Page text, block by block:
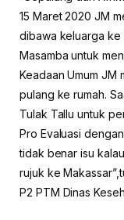
15 Maret 2020 JM
dibawa keluarga ke
Masamba untuk
Keadaan Umum JM
pulang ke rumah.
Tulak Tallu untuk
Pro Evaluasi
tidak benar isu
rujuk ke
P2 PTM Dinas